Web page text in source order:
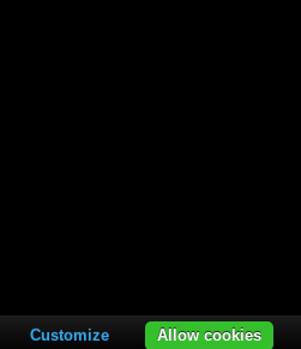
Allow cookies
Customize